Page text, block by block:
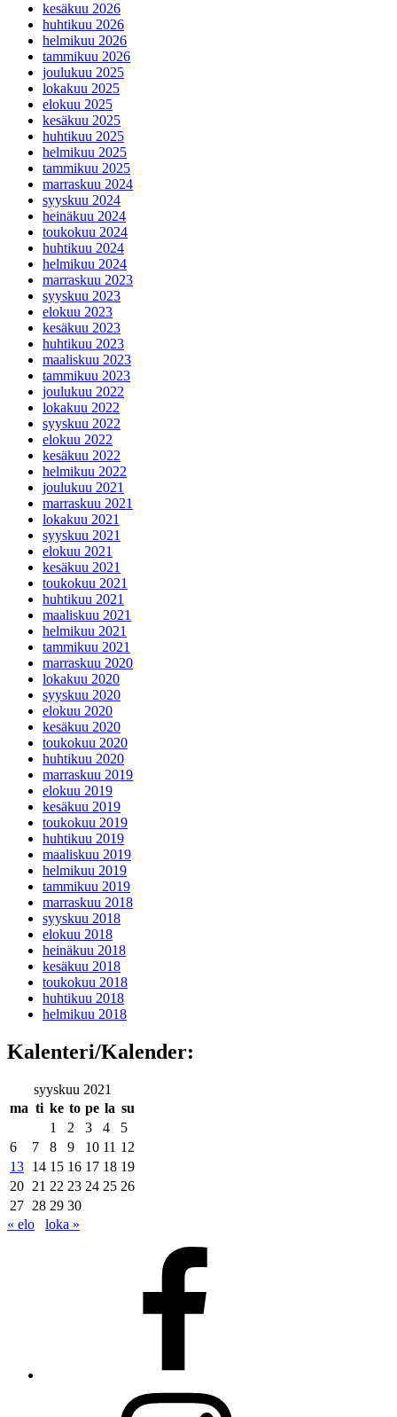
kesäkuu 2026
huhtikuu 2026
helmikuu 2026
tammikuu 2026
joulukuu 2025
lokakuu 2025
elokuu 2025
kesäkuu 2025
huhtikuu 2025
helmikuu 2025
tammikuu 2025
marraskuu 2024
syyskuu 2024
heinäkuu 2024
toukokuu 2024
huhtikuu 2024
helmikuu 2024
marraskuu 2023
syyskuu 2023
elokuu 2023
kesäkuu 2023
huhtikuu 2023
maaliskuu 2023
tammikuu 2023
joulukuu 2022
lokakuu 2022
syyskuu 2022
elokuu 2022
kesäkuu 2022
helmikuu 2022
joulukuu 2021
marraskuu 2021
lokakuu 2021
syyskuu 2021
elokuu 2021
kesäkuu 2021
toukokuu 2021
huhtikuu 2021
maaliskuu 2021
helmikuu 2021
tammikuu 2021
marraskuu 2020
lokakuu 2020
syyskuu 2020
elokuu 2020
kesäkuu 2020
toukokuu 2020
huhtikuu 2020
marraskuu 2019
elokuu 2019
kesäkuu 2019
toukokuu 2019
huhtikuu 2019
maaliskuu 2019
helmikuu 2019
tammikuu 2019
marraskuu 2018
syyskuu 2018
elokuu 2018
heinäkuu 2018
kesäkuu 2018
toukokuu 2018
huhtikuu 2018
helmikuu 2018
Kalenteri/Kalender:
syyskuu 2021
ma ti ke to pe la su
1
2 3 4
5
6
7 8 9 10 11 12
13 14 15 16 17 18 19
20 21 22 23 24 25 26
27 28 29 30
« elo
loka »